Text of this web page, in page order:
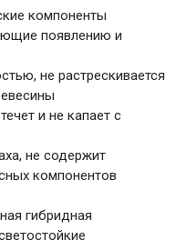
компоненты
появлению и
не растрескивается
и не капает с
не содержит
компонентов
гибридная